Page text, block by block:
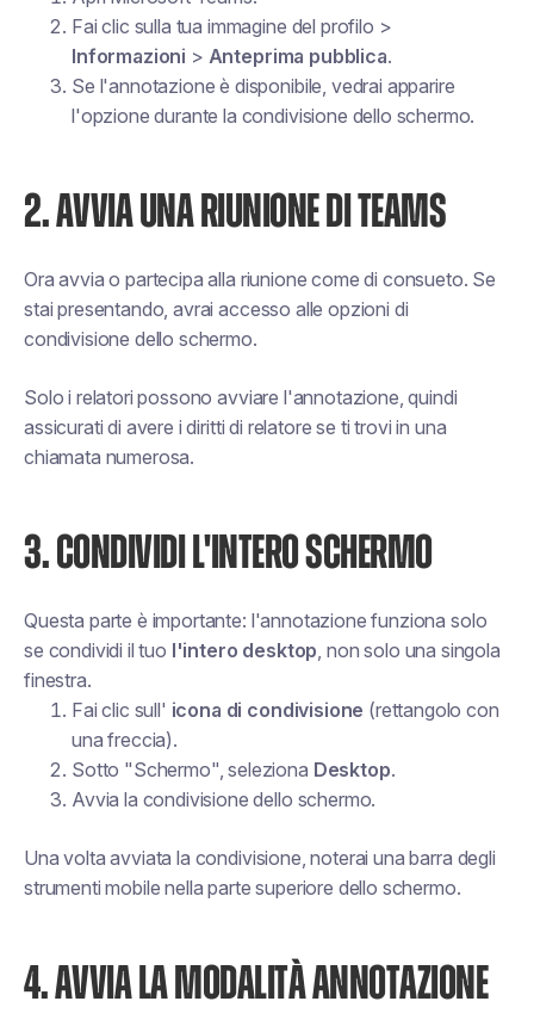
Fai clic sulla tua immagine del profilo >
Informazioni > Anteprima pubblica.
Se l'annotazione è disponibile, vedrai apparire
l'opzione durante la condivisione dello schermo.
2. AVVIA UNA RIUNIONE DI TEAMS
Ora avvia o partecipa alla riunione come di consueto. Se
stai presentando, avrai accesso alle opzioni di
condivisione dello schermo.
Solo i relatori possono avviare l'annotazione, quindi
assicurati di avere i diritti di relatore se ti trovi in una
chiamata numerosa.
3. CONDIVIDI L'INTERO SCHERMO
Questa parte è importante: l'annotazione funziona solo
se condividi il tuo l'intero desktop, non solo una singola
finestra.
Fai clic sull' icona di condivisione (rettangolo con
una freccia).
Sotto "Schermo", seleziona Desktop.
Avvia la condivisione dello schermo.
Una volta avviata la condivisione, noterai una barra degli
strumenti mobile nella parte superiore dello schermo.
4. AVVIA LA MODALITÀ ANNOTAZIONE